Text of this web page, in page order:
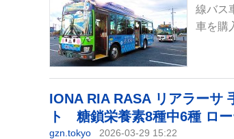
線バス
車を購
IONA RIA RASA リアラーサ
ト 糖鎖栄養素8種中6種 ロ
gzn.tokyo 2026-03-29 15:22